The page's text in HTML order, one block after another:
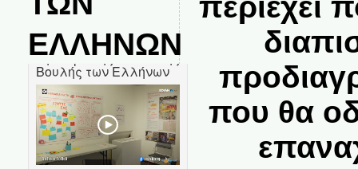
ΕΛΛΗΝΩΝ
περιέχει
που θα